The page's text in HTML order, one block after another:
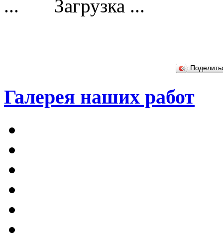
Загрузка ...
Галерея наших работ